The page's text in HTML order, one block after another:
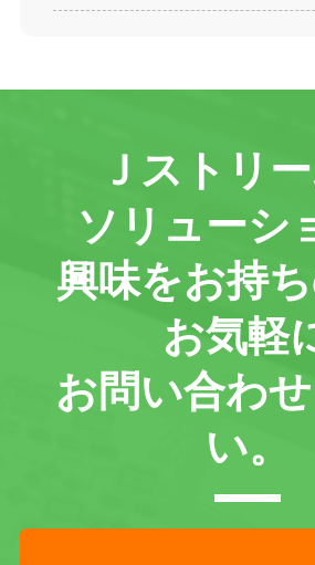
Ｊストリ
ソリューシ
興味をお持
お気軽
お問い合わ
い。